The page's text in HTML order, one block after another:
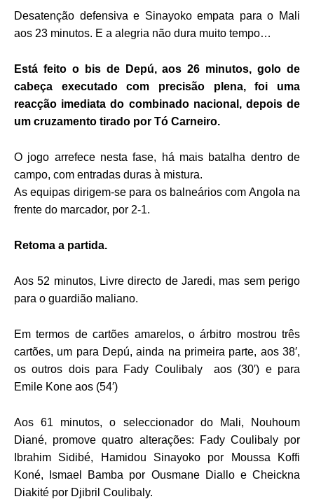
Desatenção defensiva e Sinayoko empata para o Mali
aos 23 minutos. E a alegria não dura muito tempo…
Está feito o bis de Depú, aos 26 minutos, golo de
cabeça executado com precisão plena, foi uma
reacção imediata do combinado nacional, depois de
um cruzamento tirado por Tó Carneiro.
O jogo arrefece nesta fase, há mais batalha dentro de
campo, com entradas duras à mistura.
As equipas dirigem-se para os balneários com Angola na
frente do marcador, por 2-1.
Retoma a partida.
Aos 52 minutos, Livre directo de Jaredi, mas sem perigo
para o guardião maliano.
Em termos de cartões amarelos, o árbitro mostrou três
cartões, um para Depú, ainda na primeira parte, aos 38′,
os outros dois para Fady Coulibaly aos (30′) e para
Emile Kone aos (54′)
Aos 61 minutos, o seleccionador do Mali, Nouhoum
Diané, promove quatro alterações: Fady Coulibaly por
Ibrahim Sidibé, Hamidou Sinayoko por Moussa Koffi
Koné, Ismael Bamba por Ousmane Diallo e Cheickna
Diakité por Djibril Coulibaly.